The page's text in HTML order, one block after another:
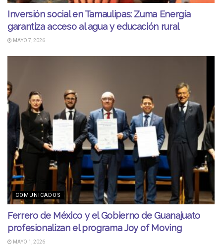
Inversión social en Tamaulipas: Zuma Energía
garantiza acceso al agua y educación rural
MAYO 7, 2026
COMUNICADOS
Ferrero de México y el Gobierno de Guanajuato
profesionalizan el programa Joy of Moving
MAYO 1, 2026